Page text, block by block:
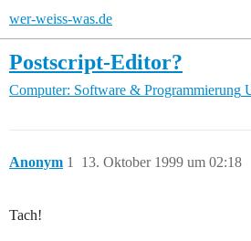
wer-weiss-was.de
Postscript-Editor?
Computer: Software & Programmierung
Anonym 13. Oktober 1999 um 02:18
1
Tach!